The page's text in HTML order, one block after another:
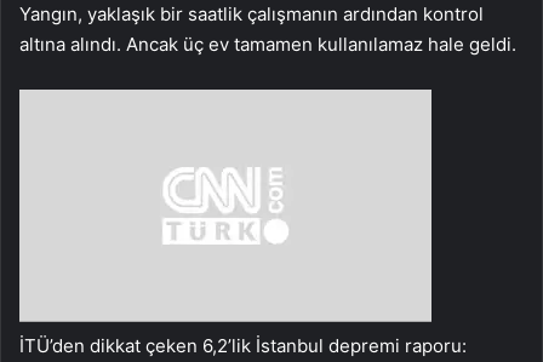
Yangın, yaklaşık bir saatlik çalışmanın ardından kontrol
altına alındı. Ancak üç ev tamamen kullanılamaz hale geldi.
İTÜ’den dikkat çeken 6,2’lik İstanbul depremi raporu: